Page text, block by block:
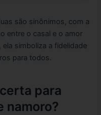
são sinônimos, com a
entre o casal e o amor
simboliza a fidelidade
para todos.
para
namoro?